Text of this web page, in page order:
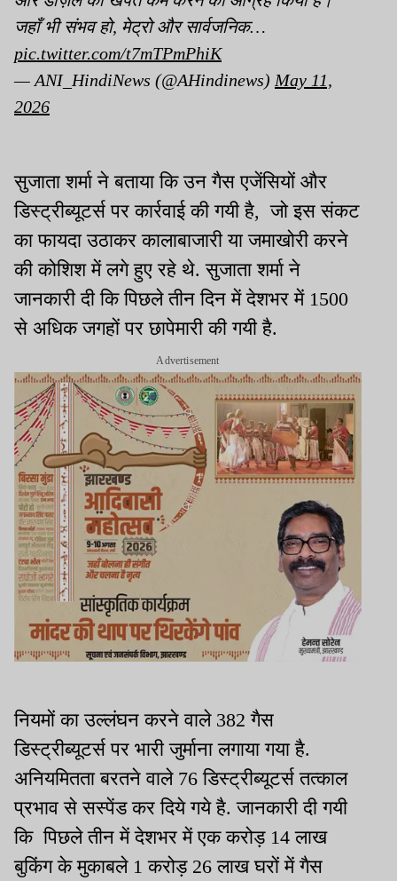
जहाँ भी संभव हो, मेट्रो और सार्वजनिक…
pic.twitter.com/t7mTPmPhiK
— ANI_HindiNews (@AHindinews) May 11,
2026
सुजाता शर्मा ने बताया कि उन गैस एजेंसियों और
डिस्ट्रीब्यूटर्स पर कार्रवाई की गयी है, जो इस संकट
का फायदा उठाकर कालाबाजारी या जमाखोरी करने
की कोशिश में लगे हुए रहे थे. सुजाता शर्मा ने
जानकारी दी कि पिछले तीन दिन में देशभर में 1500
से अधिक जगहों पर छापेमारी की गयी है.
Advertisement
नियमों का उल्लंघन करने वाले 382 गैस
डिस्ट्रीब्यूटर्स पर भारी जुर्माना लगाया गया है.
अनियमितता बरतने वाले 76 डिस्ट्रीब्यूटर्स तत्काल
प्रभाव से सस्पेंड कर दिये गये है. जानकारी दी गयी
कि पिछले तीन में देशभर में एक करोड़ 14 लाख
बुकिंग के मुकाबले 1 करोड़ 26 लाख घरों में गैस